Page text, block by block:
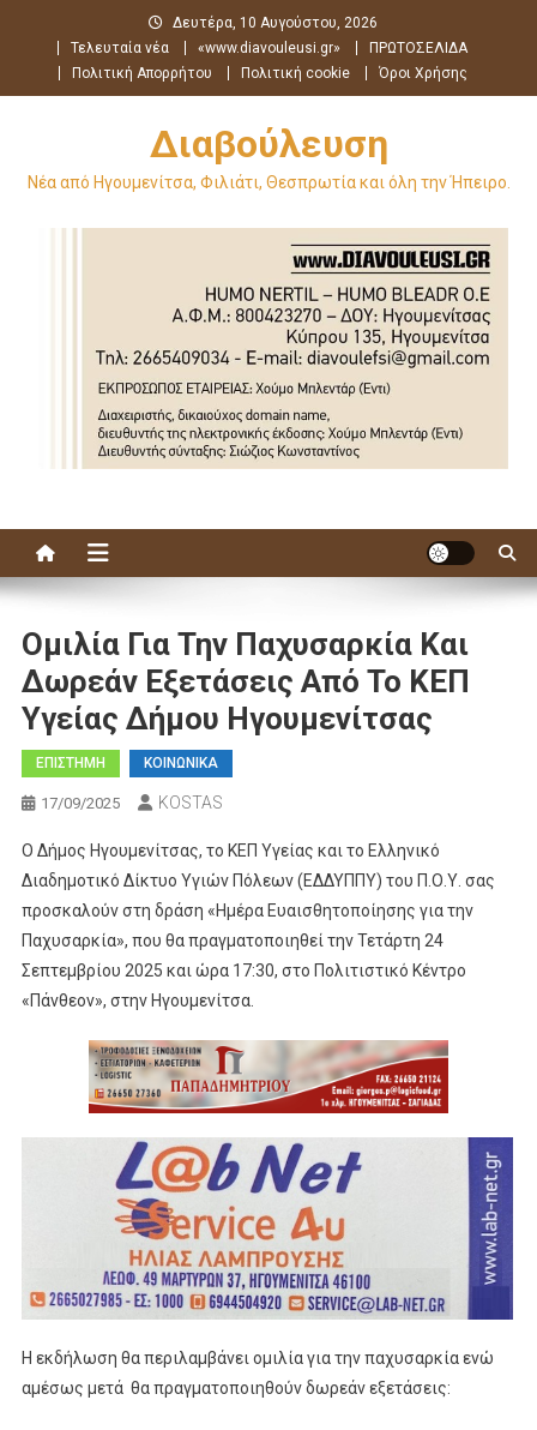
περιεχόμενο
Δευτέρα, 10 Αυγούστου, 2026
Τελευταία νέα
«www.diavouleusi.gr»
ΠΡΩΤΟΣΕΛΙΔΑ
Πολιτική Απορρήτου
Πολιτική cookie Όροι Χρήσης
Διαβούλευση
Νέα από Ηγουμενίτσα, Φιλιάτι, Θεσπρωτία και όλη την Ήπειρο.
Ομιλία Για Την Παχυσαρκία Και
Δωρεάν Εξετάσεις Από Το ΚΕΠ
Υγείας Δήμου Ηγουμενίτσας
ΕΠΙΣΤΗΜΗ ΚΟΙΝΩΝΙΚΑ
17/09/2025 KOSTAS
Ο Δήμος Ηγουμενίτσας, το ΚΕΠ Υγείας και το Ελληνικό
Διαδημοτικό Δίκτυο Υγιών Πόλεων (ΕΔΔΥΠΠΥ) του Π.Ο.Υ. σας
προσκαλούν στη δράση «Ημέρα Ευαισθητοποίησης για την
Παχυσαρκία», που θα πραγματοποιηθεί την Τετάρτη 24
Σεπτεμβρίου 2025 και ώρα 17:30, στο Πολιτιστικό Κέντρο
«Πάνθεον», στην Ηγουμενίτσα.
Η εκδήλωση θα περιλαμβάνει ομιλία για την παχυσαρκία ενώ
αμέσως μετά θα πραγματοποιηθούν δωρεάν εξετάσεις: